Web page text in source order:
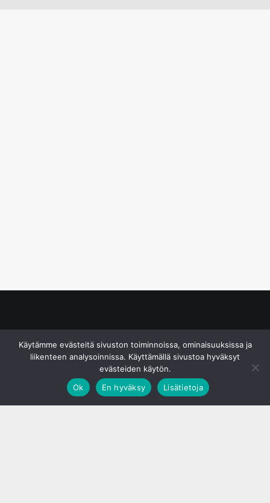
Käytämme evästeitä sivuston toiminnoissa, ominaisuuksissa ja
liikenteen analysoinnissa. Käyttämällä sivustoa hyväksyt
evästeiden käytön.
Ok
En hyväksy Lisätietoja